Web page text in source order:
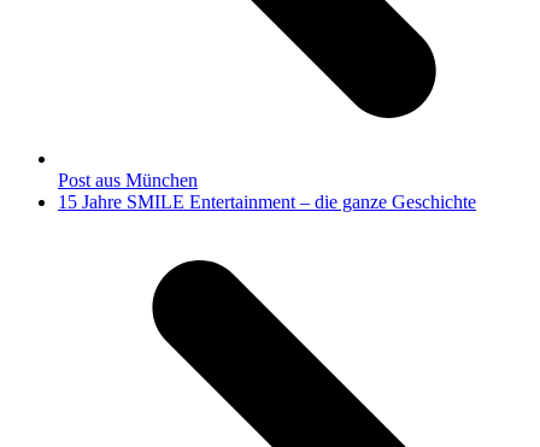
Post aus München
Nächster
15 Jahre SMILE Entertainment – die ganze Geschichte